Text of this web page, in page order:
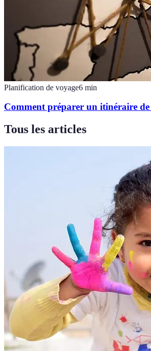
Planification de voyage6 min
Comment préparer un itinéraire de
Tous les articles